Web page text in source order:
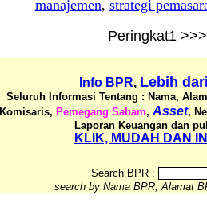
manajemen, strategi
Peringkat1 >>>
Info BPR, Lebih
Seluruh Informasi Tentang : Nama,
Komisaris, Pemegang Saham, Asset,
Laporan Keuangan dan
KLIK, MUDAH DAN
Search BPR :
search by Nama BPR, Alamat